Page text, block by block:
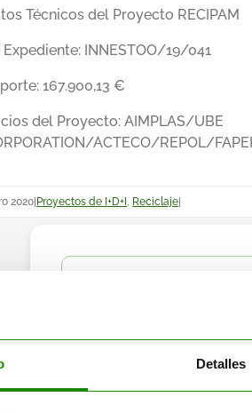
Detalles
Técnicos del Proyecto RECIPAM
Expediente: INNESTOO/19/041
167.900,13 €
del Proyecto: AIMPLAS/UBE
ACTECO/REPOL/
2020 Proyectos de I+D+I, Reciclaje